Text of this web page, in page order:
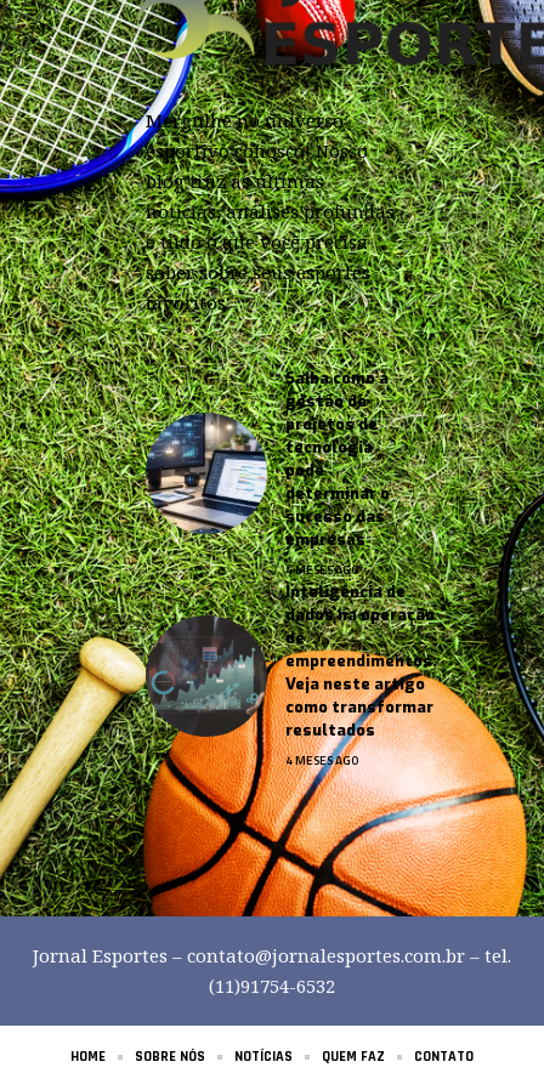
Mergulhe no universo
esportivo conosco! Nosso
blog traz as últimas
notícias, análises profundas
e tudo o que você precisa
saber sobre seus esportes
favoritos.
Saiba como a
gestão de
projetos de
tecnologia
pode
determinar o
sucesso das
empresas
4 MESES AGO
Inteligência de
dados na operação
de
empreendimentos:
Veja neste artigo
como transformar
resultados
4 MESES AGO
Jornal Esportes – contato@jornalesportes.com.br – tel.
(11)91754-6532
HOME SOBRE NÓS NOTÍCIAS QUEM FAZ CONTATO